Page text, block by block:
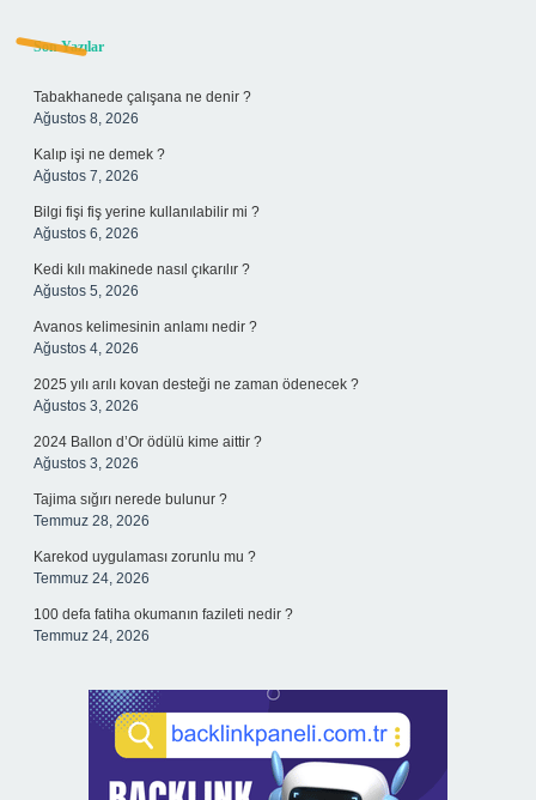
Sidebar
Son Yazılar
Tabakhanede çalışana ne denir ?
Ağustos 8, 2026
Kalıp işi ne demek ?
Ağustos 7, 2026
Bilgi fişi fiş yerine kullanılabilir mi ?
Ağustos 6, 2026
Kedi kılı makinede nasıl çıkarılır ?
Ağustos 5, 2026
Avanos kelimesinin anlamı nedir ?
Ağustos 4, 2026
2025 yılı arılı kovan desteği ne zaman ödenecek ?
Ağustos 3, 2026
2024 Ballon d’Or ödülü kime aittir ?
Ağustos 3, 2026
Tajima sığırı nerede bulunur ?
Temmuz 28, 2026
Karekod uygulaması zorunlu mu ?
Temmuz 24, 2026
100 defa fatiha okumanın fazileti nedir ?
Temmuz 24, 2026